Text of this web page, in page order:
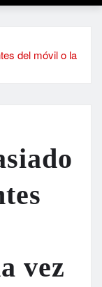
del móvil o la
vez